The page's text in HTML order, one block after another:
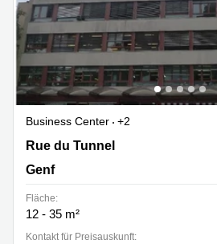
Business Center
+2
Rue du Tunnel 15, Genf
Rue du Tunnel
Genf
Fläche:
12 - 35 m²
Kontakt für Preisauskunft: